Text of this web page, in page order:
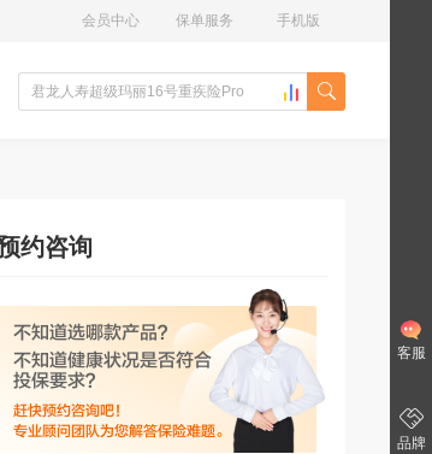
手机版
保单服务
会员中心
约咨询
客服
品牌